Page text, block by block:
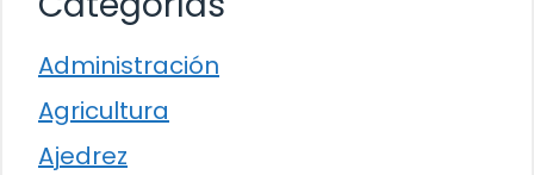
Administración
Agricultura
Ajedrez